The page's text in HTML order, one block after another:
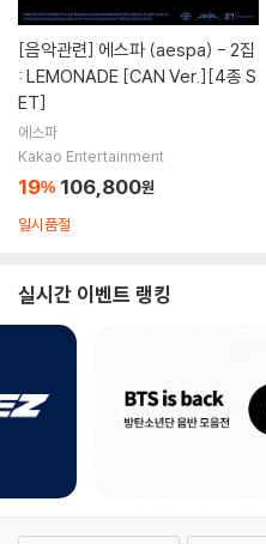
[음악관련] 에스파 (aespa) - 2집
: LEMONADE [CAN Ver.][4종 S
ET]
에스파
Kakao Entertainment
19% 106,800원
일시품절
실시간 이벤트 랭킹